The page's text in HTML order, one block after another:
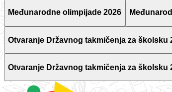
Međunarodne olimpijade 2026
Otvaranje Državnog takmičenja za školsku
Otvaranje Državnog takmičenja za školsku